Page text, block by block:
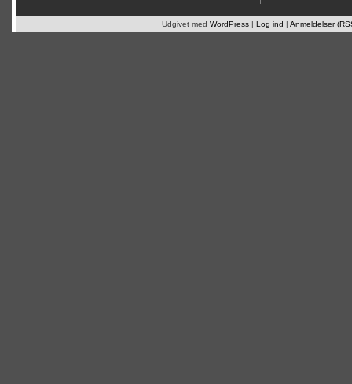
Udgivet med WordPress | Log ind | Anmeldelser